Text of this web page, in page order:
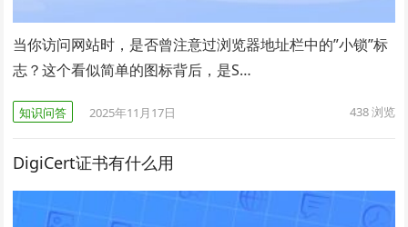
当你访问网站时，是否曾注意过浏览器地址栏中的”小锁”标
志？这个看似简单的图标背后，是S…
知识问答 2025年11月17日 438浏览
DigiCert证书有什么用